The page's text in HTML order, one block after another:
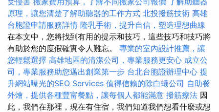
原理，讓您清楚了解助聽器的工作方式 北投撥筋技術 高雄
台胞證申請服務詳情 隆乳手術，提升自信，塑造理想曲線
在本文中，您將找到有用的提示和技巧，這些技巧和技巧將
有助於您的度假確實令人難忘。 專業的室內設計推薦，讓
您輕鬆選擇 高雄地區的清潔公司，專業服務更安心 成立公
司，專業服務助您邁出創業第一步 台北台胞證辦理中心 提
升網站曝光的SEO Services 值得信賴的除白蟻公司 自助餐
外燴，提供各種豐富餐點，讓每個人都能滿意 撥筋療法 因
此，我們在那裡，現在有住宿，我們知道我們想看什麼或想